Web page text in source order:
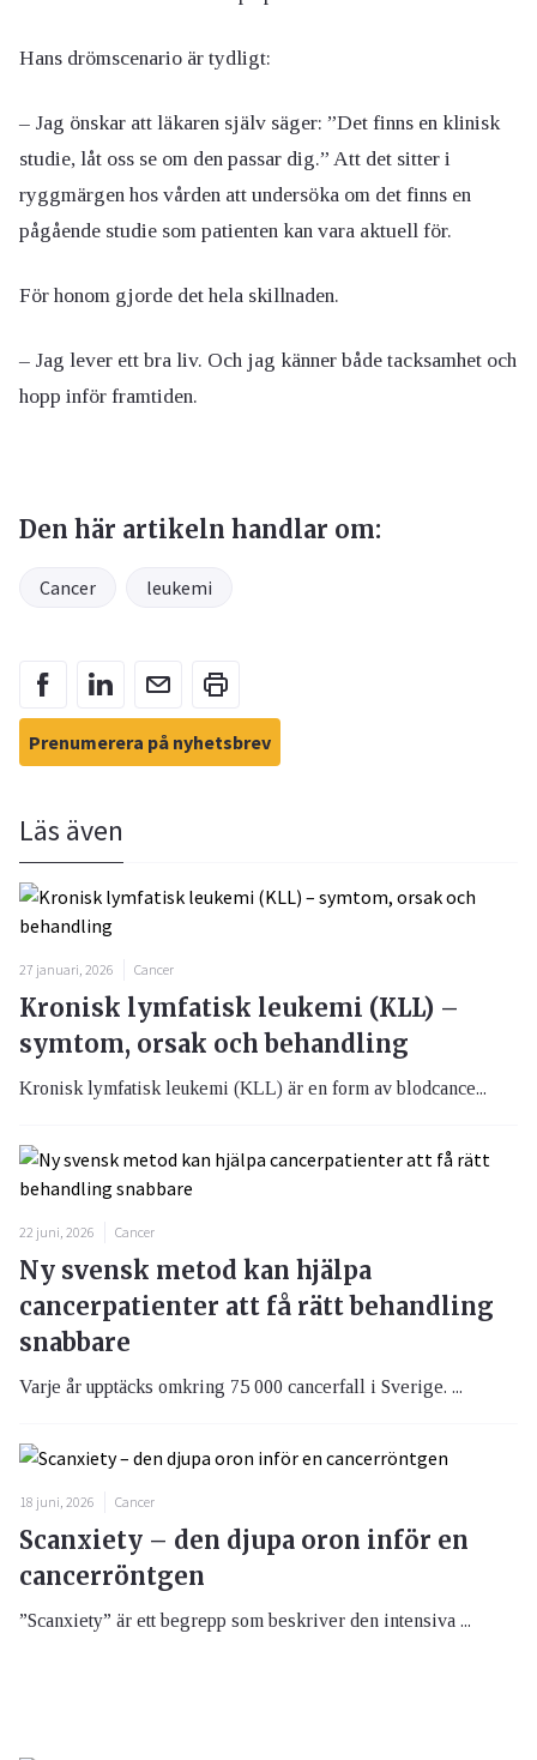
Hans drömscenario är tydligt:
– Jag önskar att läkaren själv säger: ”Det finns en klinisk
studie, låt oss se om den passar dig.” Att det sitter i
ryggmärgen hos vården att undersöka om det finns en
pågående studie som patienten kan vara aktuell för.
För honom gjorde det hela skillnaden.
– Jag lever ett bra liv. Och jag känner både tacksamhet och
hopp inför framtiden.
Den här artikeln handlar om:
Cancer leukemi
Prenumerera på nyhetsbrev
Läs även
27 januari, 2026 Cancer
Kronisk lymfatisk leukemi (KLL) –
symtom, orsak och behandling
Kronisk lymfatisk leukemi (KLL) är en form av blodcance...
22 juni, 2026 Cancer
Ny svensk metod kan hjälpa
cancerpatienter att få rätt behandling
snabbare
Varje år upptäcks omkring 75 000 cancerfall i Sverige. ...
18 juni, 2026 Cancer
Scanxiety – den djupa oron inför en
cancerröntgen
”Scanxiety” är ett begrepp som beskriver den intensiva ...